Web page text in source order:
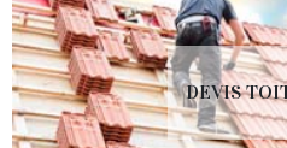
DEVIS